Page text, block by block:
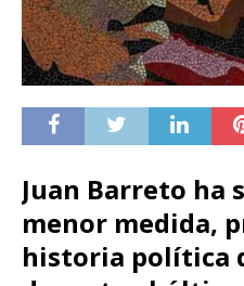
Juan Barreto ha
menor medida,
historia política